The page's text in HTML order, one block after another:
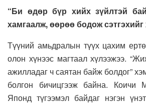
“Би өдөр бүр хийх зүйлтэй
хамгаалж, өөрөө бодож сэтгэхийг
Түүний амьдралын түүх цахим
олон хүнээс магтаал хүлээжээ.
ажилладаг ч саятан байж болдог”
болгон бичицгээж байна. Коичи
Японд түгээмэл байдаг нэгэн